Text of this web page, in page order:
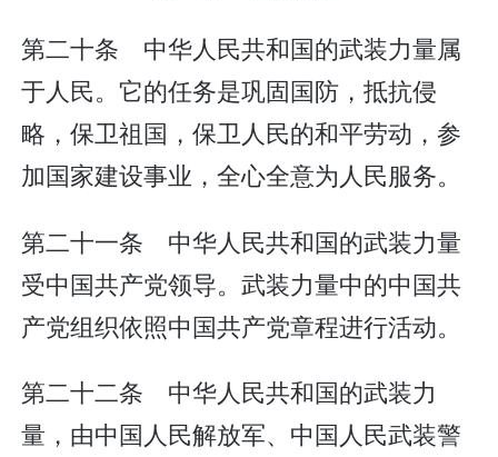
第二十条 中华人民共和国的武装力量属
于人民。它的任务是巩固国防，抵抗侵
略，保卫祖国，保卫人民的和平劳动，参
加国家建设事业，全心全意为人民服务。
第二十一条 中华人民共和国的武装力量
受中国共产党领导。武装力量中的中国共
产党组织依照中国共产党章程进行活动。
第二十二条 中华人民共和国的武装力
量，由中国人民解放军、中国人民武装警